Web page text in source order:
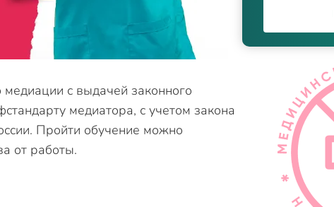
с выдачей законного
медиатора, с учетом закона
Пройти обучение можно
от работы.